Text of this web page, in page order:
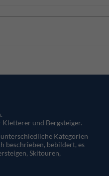
und Bergsteiger.
Kategorien
beschrieben, bebildert, es
Skitouren,